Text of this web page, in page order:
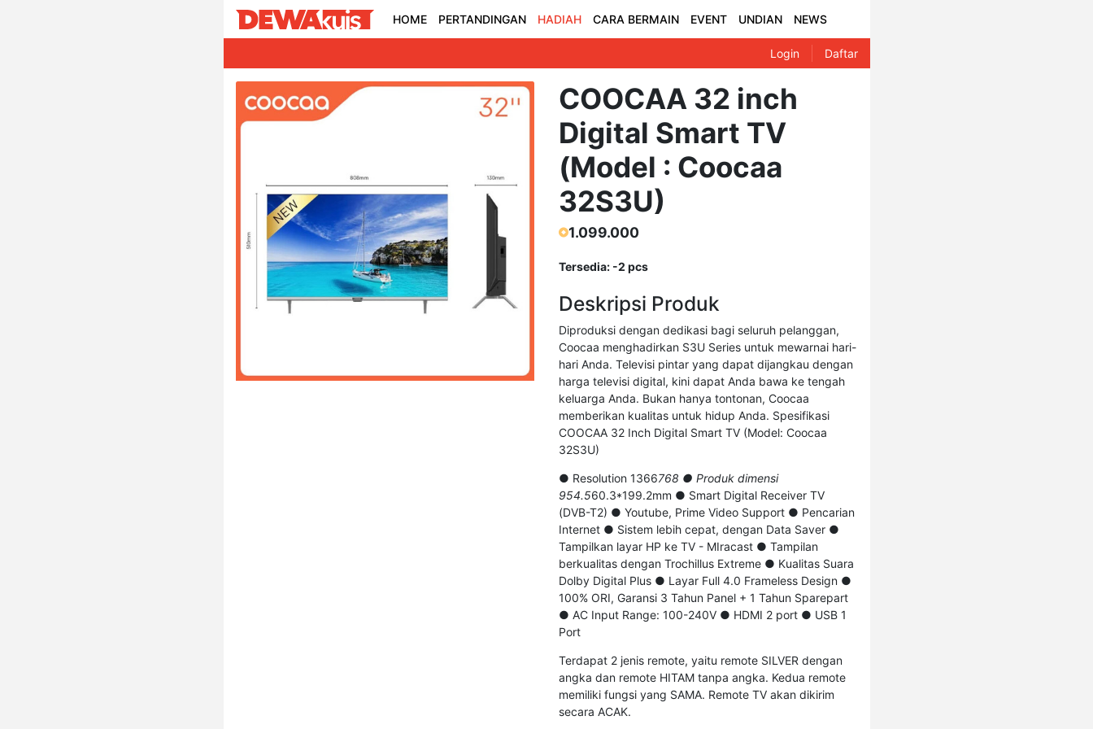
HOME PERTANDINGAN HADIAH CARA BERMAIN EVENT UNDIAN NEWS
Login Daftar
COOCAA 32 inch
Digital Smart TV
(Model : Coocaa
32S3U)
1.099.000
Tersedia: -2 pcs
Deskripsi Produk
Diproduksi dengan dedikasi bagi seluruh pelanggan,
Coocaa menghadirkan S3U Series untuk mewarnai hari-
hari Anda. Televisi pintar yang dapat dijangkau dengan
harga televisi digital, kini dapat Anda bawa ke tengah
keluarga Anda. Bukan hanya tontonan, Coocaa
memberikan kualitas untuk hidup Anda. Spesifikasi
COOCAA 32 Inch Digital Smart TV (Model: Coocaa
32S3U)
● Resolution 1366768 ● Produk dimensi
954.560.3*199.2mm ● Smart Digital Receiver TV
(DVB-T2) ● Youtube, Prime Video Support ● Pencarian
Internet ● Sistem lebih cepat, dengan Data Saver ●
Tampilkan layar HP ke TV - MIracast ● Tampilan
berkualitas dengan Trochillus Extreme ● Kualitas Suara
Dolby Digital Plus ● Layar Full 4.0 Frameless Design ●
100% ORI, Garansi 3 Tahun Panel + 1 Tahun Sparepart
● AC Input Range: 100-240V ● HDMI 2 port ● USB 1
Port
Terdapat 2 jenis remote, yaitu remote SILVER dengan
angka dan remote HITAM tanpa angka. Kedua remote
memiliki fungsi yang SAMA. Remote TV akan dikirim
secara ACAK.